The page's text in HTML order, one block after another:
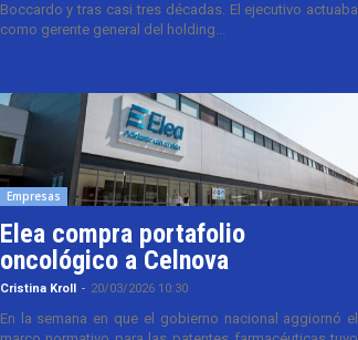
Boccardo y tras casi tres décadas. El ejecutivo actuaba
como gerente general del holding...
Empresas
Elea compra portafolio
oncológico a Celnova
Cristina Kroll - 20/03/2026 10:30
En la semana en que el gobierno nacional aggiornó el